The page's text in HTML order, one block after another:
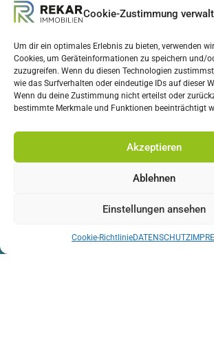
Cookie-Zustimmung
Um dir ein optimales Erlebnis zu bieten, verwenden
Cookies, um Geräteinformationen zu speichern und/
zuzugreifen. Wenn du diesen Technologien
wie das Surfverhalten oder eindeutige IDs auf dieser
Wenn du deine Zustimmung nicht erteilst oder
bestimmte Merkmale und Funktionen beeinträchtigt
Akzeptieren
Ablehnen
Einstellungen ansehen
Cookie-RichtlinieDATENSCHUTZ
AGB
WIDERRUFSRECHT
 REKAR IMMOBILIEN GmbH
Patriching 25
94034 Passau

RekarImmobilien
/rekar_immobilien_passau